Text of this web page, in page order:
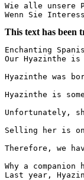
Wie alle unsere
Wenn Sie
This text has been
Enchanting
Our Hyazinthe
Hyazinthe was
Hyazinthe is
Unfortunately,
Selling her is
Therefore, we
Why a companion
Last year,